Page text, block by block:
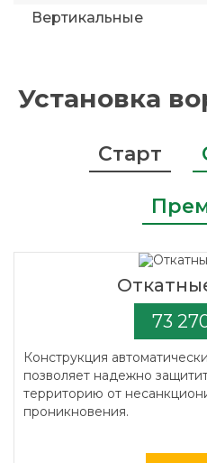
Вертикальные
Установка
Старт
73
Конструкция
позволяет надежно
территорию от
проникновения.